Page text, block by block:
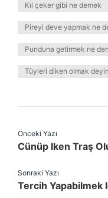
Kıl çeker gibi ne demek
Pireyi deve yapmak ne
Punduna getirmek ne
Tüyleri diken olmak
Önceki Yazı
Cünüp Iken Traş
Sonraki Yazı
Tercih Yapabilmek